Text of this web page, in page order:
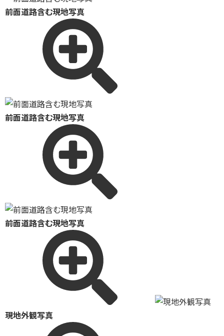
前面道路含む現地写真
前面道路含む現地写真
前面道路含む現地写真
現地外観写真